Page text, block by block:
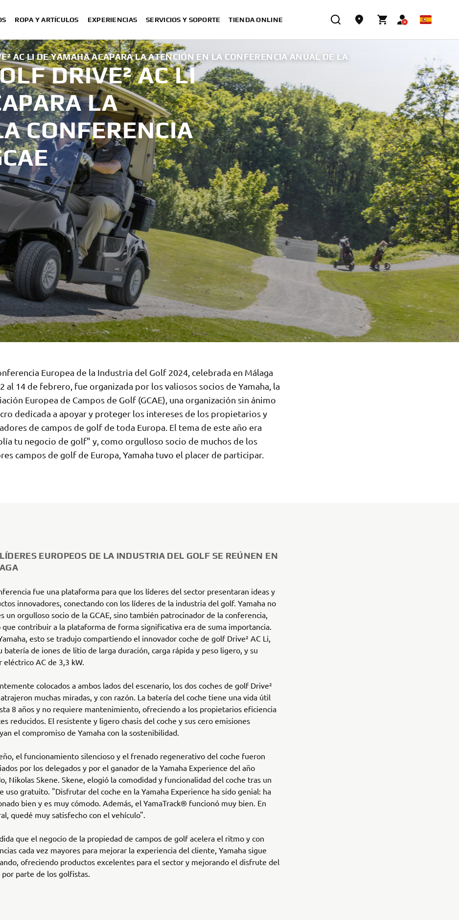
ROPA Y ARTÍCULOS EXPERIENCIAS SERVICIOS Y SOPORTE TIENDA ONLINE
AC LI DE YAMAHA ACAPARA LA ATENCIÓN EN LA CONFERENCIA ANUAL DE LA
DRIVE² AC LI
LA
CONFERENCIA
Europea de la Industria del Golf 2024, celebrada en Málaga
al 14 de febrero, fue organizada por los valiosos socios de Yamaha, la
Europea de Campos de Golf (GCAE), una organización sin ánimo
dedicada a apoyar y proteger los intereses de los propietarios y
de campos de golf de toda Europa. El tema de este año era
tu negocio de golf" y, como orgulloso socio de muchos de los
campos de golf de Europa, Yamaha tuvo el placer de participar.
EUROPEOS DE LA INDUSTRIA DEL GOLF SE REÚNEN EN
fue una plataforma para que los líderes del sector presentaran ideas y
innovadores, conectando con los líderes de la industria del golf. Yamaha no
un orgulloso socio de la GCAE, sino también patrocinador de la conferencia,
que contribuir a la plataforma de forma significativa era de suma importancia.
esto se tradujo compartiendo el innovador coche de golf Drive² AC Li,
batería de iones de litio de larga duración, carga rápida y peso ligero, y su
eléctrico AC de 3,3 kW.
colocados a ambos lados del escenario, los dos coches de golf Drive²
muchas miradas, y con razón. La batería del coche tiene una vida útil
8 años y no requiere mantenimiento, ofreciendo a los propietarios eficiencia
reducidos. El resistente y ligero chasis del coche y sus cero emisiones
el compromiso de Yamaha con la sostenibilidad.
el funcionamiento silencioso y el frenado regenerativo del coche fueron
por los delegados y por el ganador de la Yamaha Experience del año
Nikolas Skene. Skene, elogió la comodidad y funcionalidad del coche tras un
uso gratuito. "Disfrutar del coche en la Yamaha Experience ha sido genial: ha
bien y es muy cómodo. Además, el YamaTrack® funcionó muy bien. En
quedé muy satisfecho con el vehículo".
que el negocio de la propiedad de campos de golf acelera el ritmo y con
cada vez mayores para mejorar la experiencia del cliente, Yamaha sigue
ofreciendo productos excelentes para el sector y mejorando el disfrute del
por parte de los golfistas.